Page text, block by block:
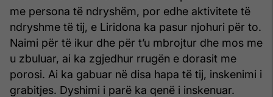
me persona të ndryshëm, por edhe aktivitete të
ndryshme të tij, e Liridona ka pasur njohuri për to.
Naimi për të ikur dhe për t’u mbrojtur dhe mos me
u zbuluar, ai ka zgjedhur rrugën e dorasit me
porosi. Ai ka gabuar në disa hapa të tij, inskenimi i
grabitjes. Dyshimi i parë ka qenë i inskenuar.